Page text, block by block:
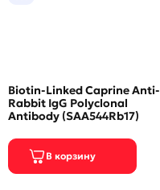
Biotin-Linked Caprine Anti-
Rabbit IgG Polyclonal
Antibody (SAA544Rb17)